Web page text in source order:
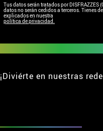
Tus datos serán tratados por DISFRAZZES
datos no serán cedidos a terceros. Tienes
explicados en nuestra
política de privacidad.
¡Diviérte en nuestras